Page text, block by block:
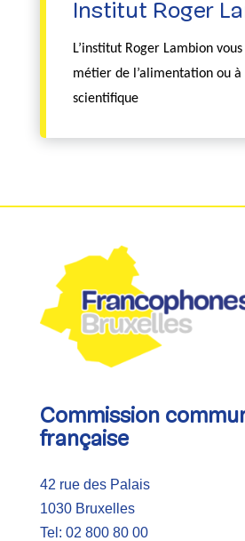
Institut Roger
L’institut Roger Lambion
métier de l’alimentation ou
scientifique
Commission
française
42 rue des Palais
1030 Bruxelles
Tel: 02 800 80 00